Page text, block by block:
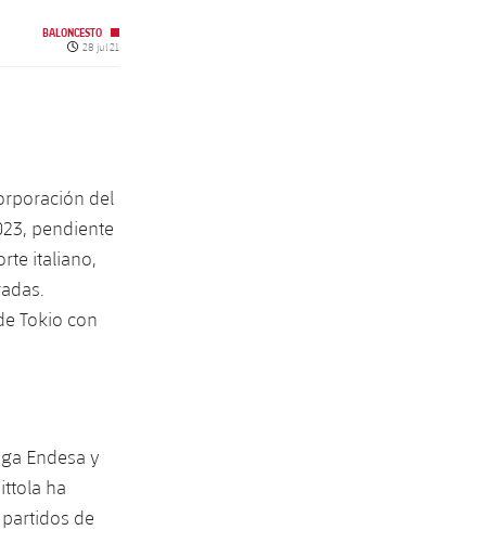
BALONCESTO
Fecha de publicación
28 jul 21
del
pendiente
italiano,
Tokio con
Endesa y
ha
de